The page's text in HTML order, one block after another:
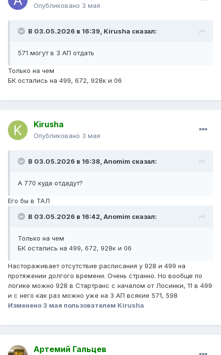
№272 1 АП -> ТМП 20 (БК 2024, вместо 890)
№890 ТМП -> 1 АП (электробусы)
Опубликовано 3 мая
В 03.05.2026 в 16:39, Kirusha сказал:
571 могут в 3 АП отдать
Только на чем
БК остались на 499, 672, 928к и 06
Kirusha
Опубликовано 3 мая
В 03.05.2026 в 16:38, Anomim сказал:
А 770 куда отдадут?
Его бы в ТАЛ
В 03.05.2026 в 16:42, Anomim сказал:
Только на чем
БК остались на 499, 672, 928к и 06
Настораживает отсутствие расписания у 928 и 499 на
протяжении долгого времени. Очень странно. Но вообще по
логике можно 928 в Стартранс с началом от Лосинки, 11 в 499
и с него как раз можно уже на 3 АП всякие 571, 598
Изменено 3 мая пользователем Kirusha
Артемий Гальцев